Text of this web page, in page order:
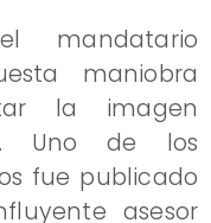
mandatario
maniobra
la imagen
Uno de los
fue publicado
asesor